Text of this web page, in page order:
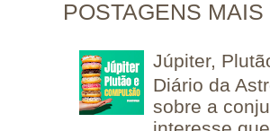
POSTAGENS
Júpiter,
Diário da
sobre a